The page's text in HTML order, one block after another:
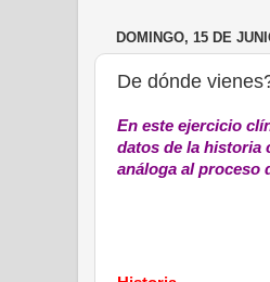
DOMINGO, 15 DE
De dónde
En este ejercicio
datos de la historia
análoga al proceso